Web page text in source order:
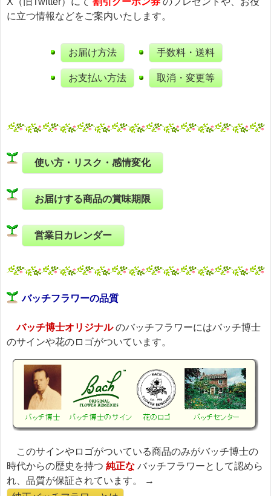
に立つ情報などをご案内いたします。
お届け方法
お支払い方法
手数料・送料
取消・変更等
使い方・リスク・感情変化
お届けする商品の賞味期限
営業日カレンダー
バッチフラワーの品質
バッチ博士オリジナルのバッチフラワーにはバッチ博士
のサインや花のロゴがついています。
このサインやロゴがついている商品のみがバッチ博士の
時代からの歴史を持つ 純正な バッチフラワーとして認めら
れ、品質が保証されています。 →